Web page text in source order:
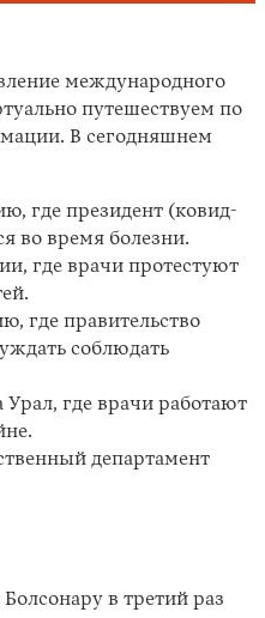
международного
путешествуем по
В сегодняшнем
где президент (ковид-
во время болезни.
где врачи протестуют
где правительство
соблюдать
Урал, где врачи работают
департамент
в третий раз